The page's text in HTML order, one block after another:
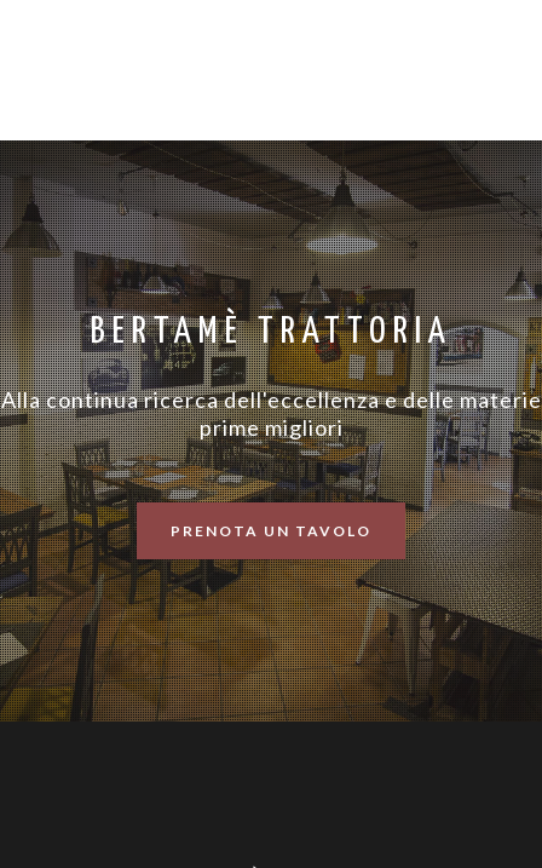
BERTAMÈ TRATTORIA
Alla continua ricerca dell'eccellenza e delle materie
prime migliori
PRENOTA UN TAVOLO